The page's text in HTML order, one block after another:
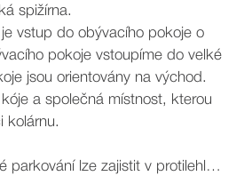
spižírna.
vstup do obývacího pokoje o
pokoje vstoupíme do velké
jsou orientovány na východ.
a společná místnost, kterou
kolárnu.
parkování lze zajistit v protilehlém